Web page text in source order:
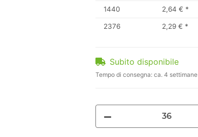
1440 2,64 € *
2376 2,29 € *
Subito disponibile
Tempo di consegna: ca. 4 settimane